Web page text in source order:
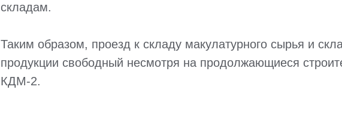
складам.
Таким образом, проезд к складу макулатурного сырья и
продукции свободный несмотря на продолжающиеся
КДМ-2.